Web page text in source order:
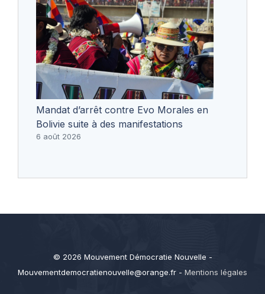
Mandat d’arrêt contre Evo Morales en
Bolivie suite à des manifestations
6 août 2026
© 2026 Mouvement Démocratie Nouvelle -
Mouvementdemocratienouvelle@orange.fr - Mentions légales